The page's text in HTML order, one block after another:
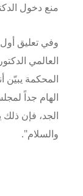
منع دخول
وفي تعليق
العالمي
المحكمة يبيّن
الهام جداً
الجد، فإن
والسلام".